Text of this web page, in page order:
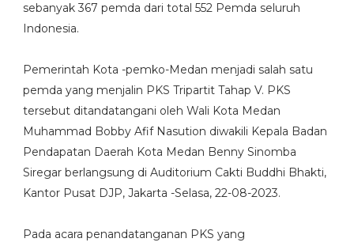
sebanyak 367 pemda dari total 552 Pemda seluruh
Indonesia.
Pemerintah Kota -pemko-Medan menjadi salah satu
pemda yang menjalin PKS Tripartit Tahap V. PKS
tersebut ditandatangani oleh Wali Kota Medan
Muhammad Bobby Afif Nasution diwakili Kepala Badan
Pendapatan Daerah Kota Medan Benny Sinomba
Siregar berlangsung di Auditorium Cakti Buddhi Bhakti,
Kantor Pusat DJP, Jakarta -Selasa, 22-08-2023.
Pada acara penandatanganan PKS yang